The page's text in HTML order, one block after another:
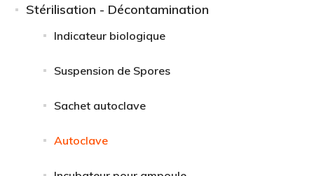
Stérilisation - Décontamination
Indicateur biologique
Suspension de Spores
Sachet autoclave
Autoclave